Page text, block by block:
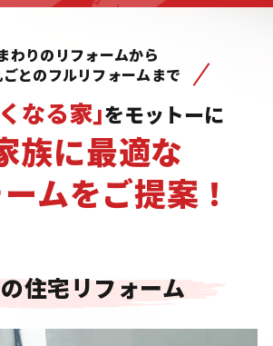
わりのリフォームから
とのフルリフォームまで
なる家｣をモットーに
族に最適な
ムをご提案！
住宅リフォーム